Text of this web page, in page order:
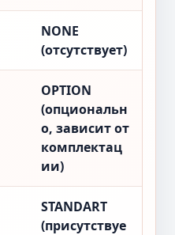
NONE
(отсутствует)
OPTION
(опциональн
о, зависит от
комплектац
ии)
STANDART
(присутствуе